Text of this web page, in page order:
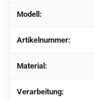
Modell:
Artikelnummer:
Material:
Verarbeitung: